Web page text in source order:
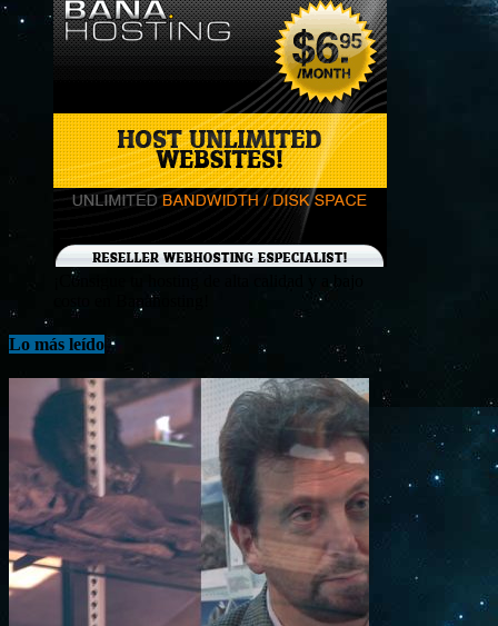
¡Consigue tu hosting de alta calidad y a bajo
costo en Banahosting!
Lo más leído